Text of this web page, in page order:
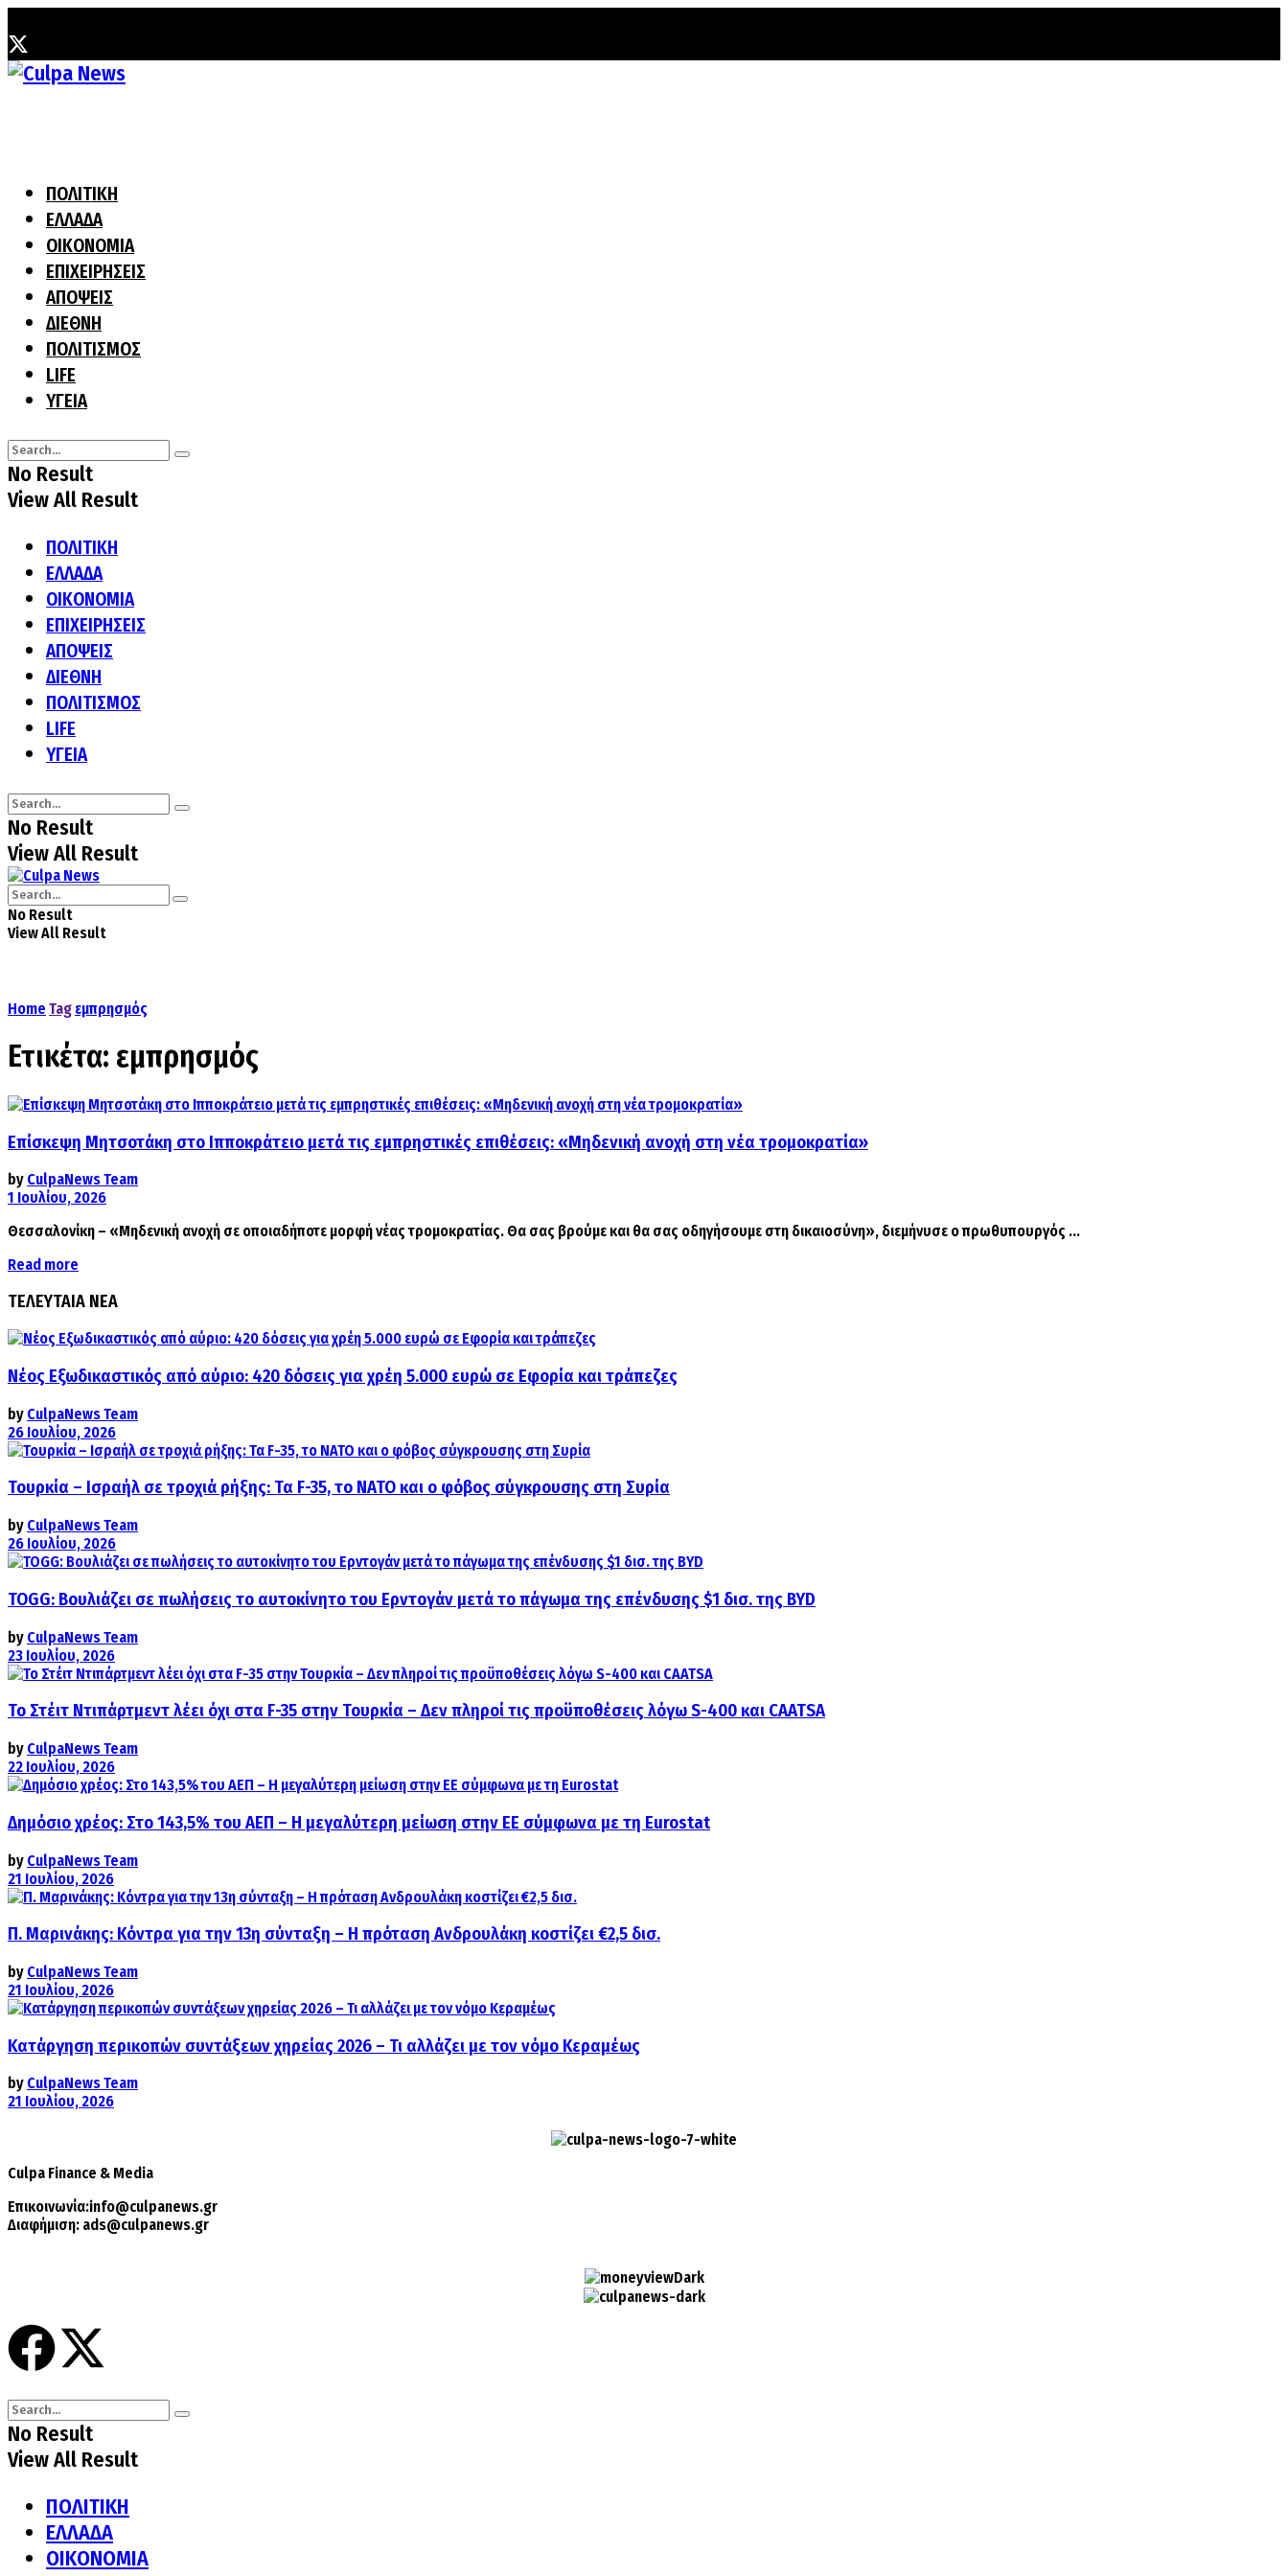
ΠΟΛΙΤΙΚΗ
ΕΛΛΑΔΑ
ΟΙΚΟΝΟΜΙΑ
ΕΠΙΧΕΙΡΗΣΕΙΣ
ΑΠΟΨΕΙΣ
ΔΙΕΘΝΗ
ΠΟΛΙΤΙΣΜΟΣ
LIFE
ΥΓΕΙΑ
No Result
View All Result
ΠΟΛΙΤΙΚΗ
ΕΛΛΑΔΑ
ΟΙΚΟΝΟΜΙΑ
ΕΠΙΧΕΙΡΗΣΕΙΣ
ΑΠΟΨΕΙΣ
ΔΙΕΘΝΗ
ΠΟΛΙΤΙΣΜΟΣ
LIFE
ΥΓΕΙΑ
No Result
View All Result
No Result
View All Result
Home Tag εμπρησμός
Ετικέτα: εμπρησμός
Επίσκεψη Μητσοτάκη στο Ιπποκράτειο μετά τις εμπρηστικές επιθέσεις: «Μηδενική ανοχή στη νέα τρομοκρατία»
by CulpaNews Team
1 Ιουλίου, 2026
Θεσσαλονίκη – «Μηδενική ανοχή σε οποιαδήποτε μορφή νέας τρομοκρατίας. Θα σας βρούμε και θα σας οδηγήσουμε στη δικαιοσύνη», διεμήνυσε ο πρωθυπουργός ...
Read more
ΤΕΛΕΥΤΑΙΑ ΝΕΑ
Νέος Εξωδικαστικός από αύριο: 420 δόσεις για χρέη 5.000 ευρώ σε Εφορία και τράπεζες
by CulpaNews Team
26 Ιουλίου, 2026
Τουρκία – Ισραήλ σε τροχιά ρήξης: Τα F-35, το ΝΑΤΟ και ο φόβος σύγκρουσης στη Συρία
by CulpaNews Team
26 Ιουλίου, 2026
TOGG: Βουλιάζει σε πωλήσεις το αυτοκίνητο του Ερντογάν μετά το πάγωμα της επένδυσης $1 δισ. της BYD
by CulpaNews Team
23 Ιουλίου, 2026
Το Στέιτ Ντιπάρτμεντ λέει όχι στα F-35 στην Τουρκία – Δεν πληροί τις προϋποθέσεις λόγω S-400 και CAATSA
by CulpaNews Team
22 Ιουλίου, 2026
Δημόσιο χρέος: Στο 143,5% του ΑΕΠ – Η μεγαλύτερη μείωση στην ΕΕ σύμφωνα με τη Eurostat
by CulpaNews Team
21 Ιουλίου, 2026
Π. Μαρινάκης: Κόντρα για την 13η σύνταξη – Η πρόταση Ανδρουλάκη κοστίζει €2,5 δισ.
by CulpaNews Team
21 Ιουλίου, 2026
Κατάργηση περικοπών συντάξεων χηρείας 2026 – Τι αλλάζει με τον νόμο Κεραμέως
by CulpaNews Team
21 Ιουλίου, 2026
Culpa Finance & Media
Επικοινωνία:info@culpanews.gr
Διαφήμιση: ads@culpanews.gr
No Result
View All Result
ΠΟΛΙΤΙΚΗ
ΕΛΛΑΔΑ
ΟΙΚΟΝΟΜΙΑ